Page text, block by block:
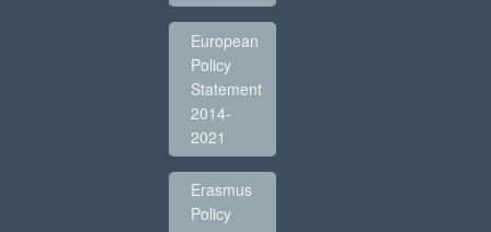
European
Policy
Statement
2014-
2021
Erasmus
Policy